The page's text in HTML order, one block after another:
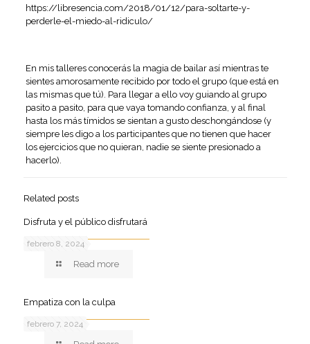
https://libresencia.com/2018/01/12/para-soltarte-y-
perderle-el-miedo-al-ridiculo/
En mis talleres conocerás la magia de bailar así mientras te
sientes amorosamente recibido por todo el grupo (que está en
las mismas que tú). Para llegar a ello voy guiando al grupo
pasito a pasito, para que vaya tomando confianza, y al final
hasta los más tímidos se sientan a gusto deschongándose (y
siempre les digo a los participantes que no tienen que hacer
los ejercicios que no quieran, nadie se siente presionado a
hacerlo).
Related posts
febrero 8, 2024
Disfruta y el público disfrutará
Read more
febrero 7, 2024
Empatiza con la culpa